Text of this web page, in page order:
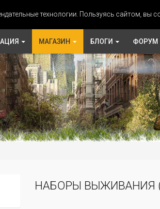
технологии. Пользуясь сайтом, вы
МАГАЗИН БЛОГИ ФОРУМ
НАБОРЫ ВЫЖИВАНИЯ